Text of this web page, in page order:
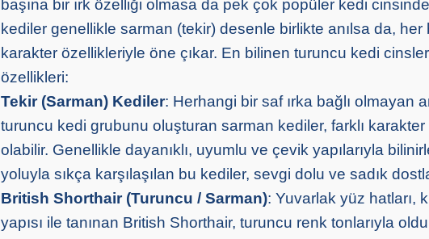
başına bir ırk özelliği olmasa da pek çok popüler kedi
kediler genellikle sarman (tekir) desenle birlikte anılsa da, her
karakter özellikleriyle öne çıkar. En bilinen turuncu kedi
özellikleri:
Tekir (Sarman) Kediler: Herhangi bir saf ırka bağlı olmayan
turuncu kedi grubunu oluşturan sarman kediler, farklı
olabilir. Genellikle dayanıklı, uyumlu ve çevik yapılarıyla
yoluyla sıkça karşılaşılan bu kediler, sevgi dolu ve sadık
British Shorthair (Turuncu / Sarman): Yuvarlak yüz hatları,
yapısı ile tanınan British Shorthair, turuncu renk tonlarıyla